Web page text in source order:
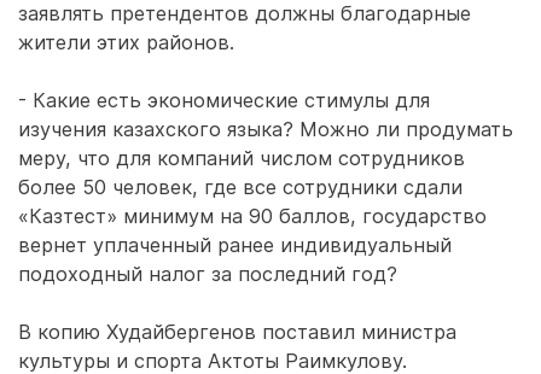
заявлять претендентов должны благодарные
жители этих районов.
- Какие есть экономические стимулы для
изучения казахского языка? Можно ли продумать
меру, что для компаний числом сотрудников
более 50 человек, где все сотрудники сдали
«Казтест» минимум на 90 баллов, государство
вернет уплаченный ранее индивидуальный
подоходный налог за последний год?
В копию Худайбергенов поставил министра
культуры и спорта Актоты Раимкулову.